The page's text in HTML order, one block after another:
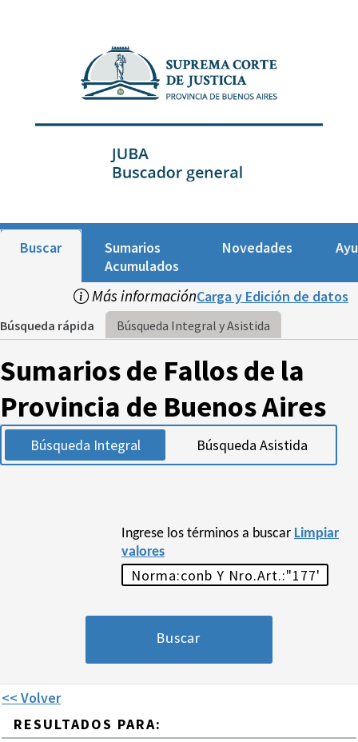
Buscar
Sumarios
Acumulados
Novedades
Más informaciónCarga y Edición de datos
Búsqueda rápida Búsqueda Integral y Asistida
Sumarios de Fallos de la
Provincia de Buenos Aires
Búsqueda Integral Búsqueda Asistida
Ingrese los términos a buscar Limpiar
valores
<< Volver
RESULTADOS PARA: